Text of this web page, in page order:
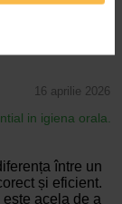
dentare cel
16 aprilie 2026
in igiena orala.
între un
și eficient.
acela de a